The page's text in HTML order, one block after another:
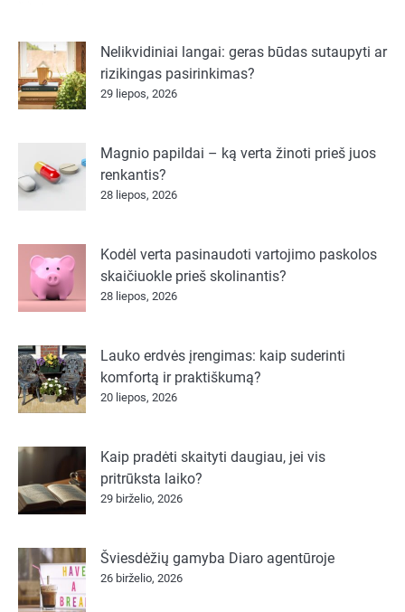
Nelikvidiniai langai: geras būdas sutaupyti ar
rizikingas pasirinkimas?
29 liepos, 2026
Magnio papildai – ką verta žinoti prieš juos
renkantis?
28 liepos, 2026
Kodėl verta pasinaudoti vartojimo paskolos
skaičiuokle prieš skolinantis?
28 liepos, 2026
Lauko erdvės įrengimas: kaip suderinti
komfortą ir praktiškumą?
20 liepos, 2026
Kaip pradėti skaityti daugiau, jei vis
pritrūksta laiko?
29 birželio, 2026
Šviesdėžių gamyba Diaro agentūroje
26 birželio, 2026